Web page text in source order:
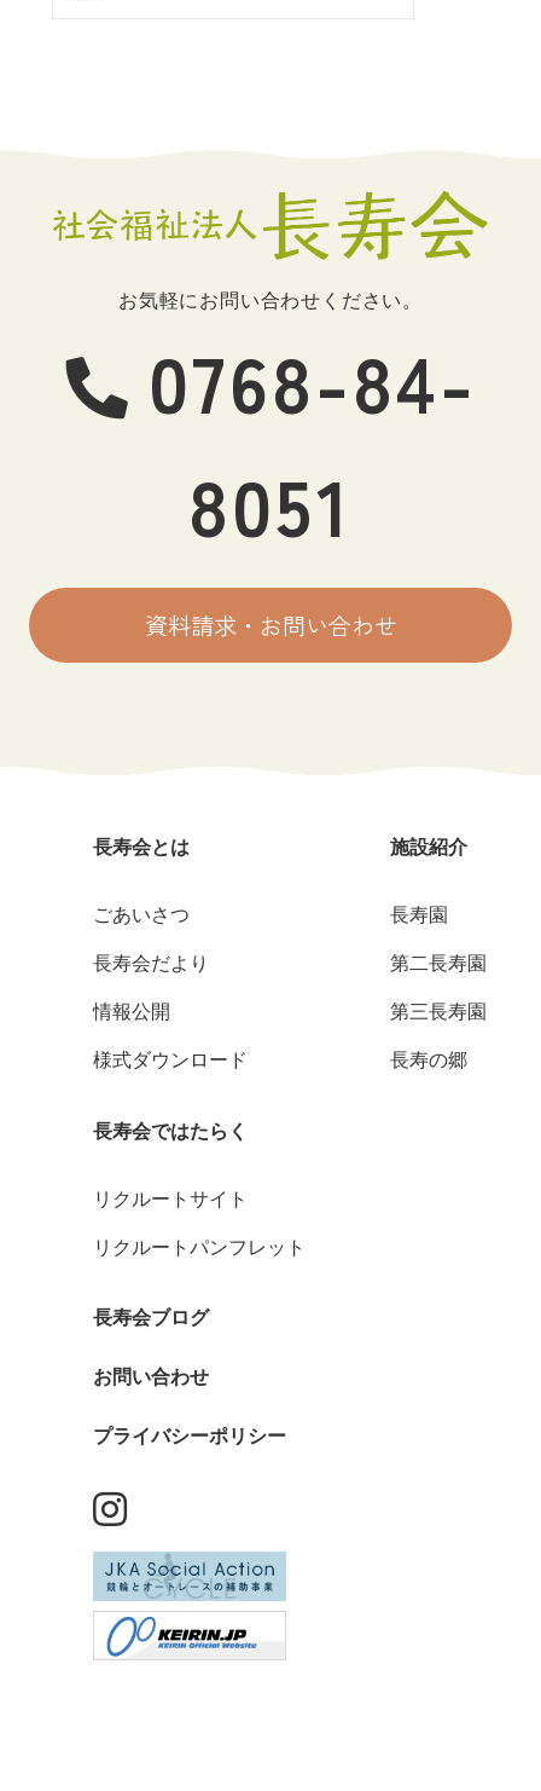
お気軽にお問い合わせください。
0768-84-
8051
資料請求・お問い合わせ
長寿会とは
ごあいさつ
長寿会だより
情報公開
様式ダウンロード
施設紹介
長寿園
第二長寿園
第三長寿園
長寿の郷
長寿会ではたらく
リクルートサイト
リクルートパンフレット
長寿会ブログ
お問い合わせ
プライバシーポリシー